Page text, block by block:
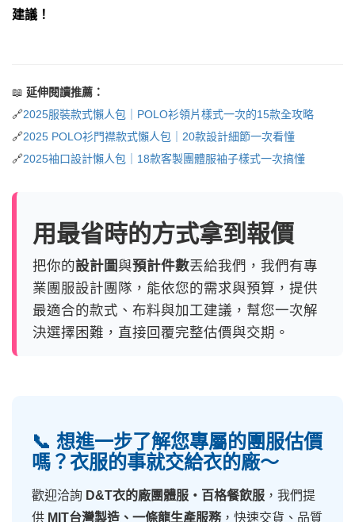
建議！
📖 延伸閱讀推薦：
🔗2025服裝款式懶人包｜POLO衫領片樣式一次的15款全攻略
🔗2025 POLO衫門襟款式懶人包｜20款設計細節一次看懂
🔗2025袖口設計懶人包｜18款客製團體服袖子樣式一次搞懂
用最省時的方式拿到報價
把你的設計圖與預計件數丟給我們，我們有專
業團服設計團隊，能依您的需求與預算，提供
最適合的款式、布料與加工建議，幫您一次解
決選擇困難，直接回覆完整估價與交期。
📞 想進一步了解您專屬的團服估價
嗎？衣服的事就交給衣的廠～
歡迎洽詢 D&T衣的廠團體服・百格餐飲服 ，我們提
供 MIT台灣製造、一條龍生產服務，快速交貨、品質